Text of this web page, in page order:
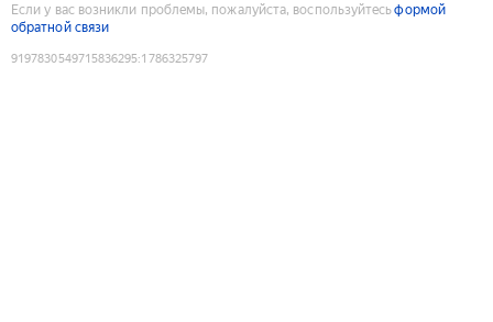
Если у вас возникли проблемы, пожалуйста, воспользуйтесьформой
обратной связи
9197830549715836295:1786325797